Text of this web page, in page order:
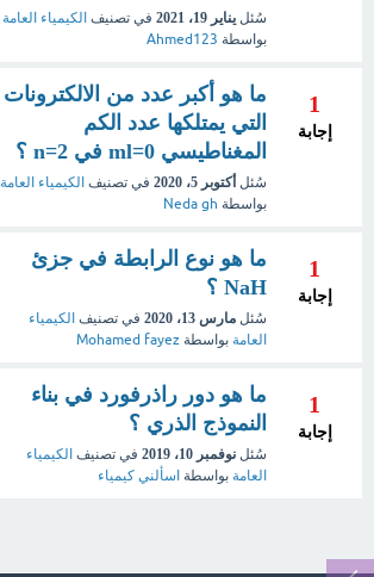
سُئل يناير 19، 2021 في تصنيف الكيمياء العامة
بواسطة Ahmed123
1
إجابة
ما هو أكبر عدد من الالكترونات
التي يمتلكها عدد الكم
المغناطيسي ml=0 في n=2 ؟
سُئل أكتوبر 5، 2020 في تصنيف الكيمياء العامة
بواسطة Neda gh
1
إجابة
ما هو نوع الرابطة في جزئ
NaH ؟
سُئل مارس 13، 2020 في تصنيف الكيمياء
العامة بواسطة Mohamed fayez
1
إجابة
ما هو دور راذرفورد في بناء
النموذج الذري ؟
سُئل نوفمبر 10، 2019 في تصنيف الكيمياء
العامة بواسطة اسألني كيمياء